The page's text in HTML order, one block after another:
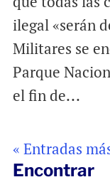
ilegal «serán
Militares se
Parque
el fin de...
« Entradas
Encontrar